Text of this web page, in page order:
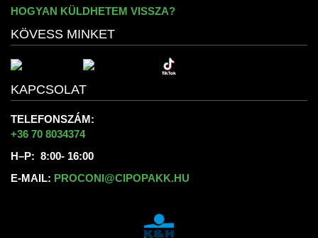
HOGYAN KÜLDHETEM VISSZA?
KÖVESS MINKET
KAPCSOLAT
TELEFONSZÁM:
+36 70 8034374
H–P: 8:00- 16:00
E-MAIL: PROCONI@CIPOPAKK.HU